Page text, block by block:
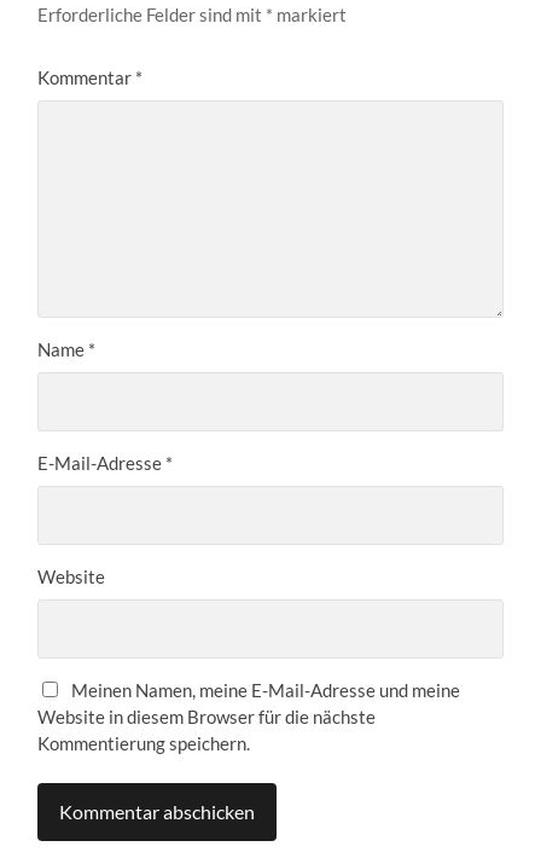
Erforderliche Felder sind mit * markiert
Kommentar *
Name *
E-Mail-Adresse *
Website
Meinen Namen, meine E-Mail-Adresse und meine
Website in diesem Browser für die nächste
Kommentierung speichern.